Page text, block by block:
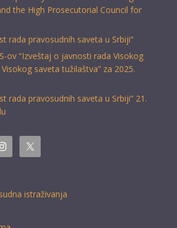
the High Prosecutorial Council for
rada pravosudnih saveta u Srbiji“
ov “Izveštaj o javnosti rada Visokog
saveta tužilaštva” za 2025.
rada pravosudnih saveta u Srbiji” 21.
istraživanja